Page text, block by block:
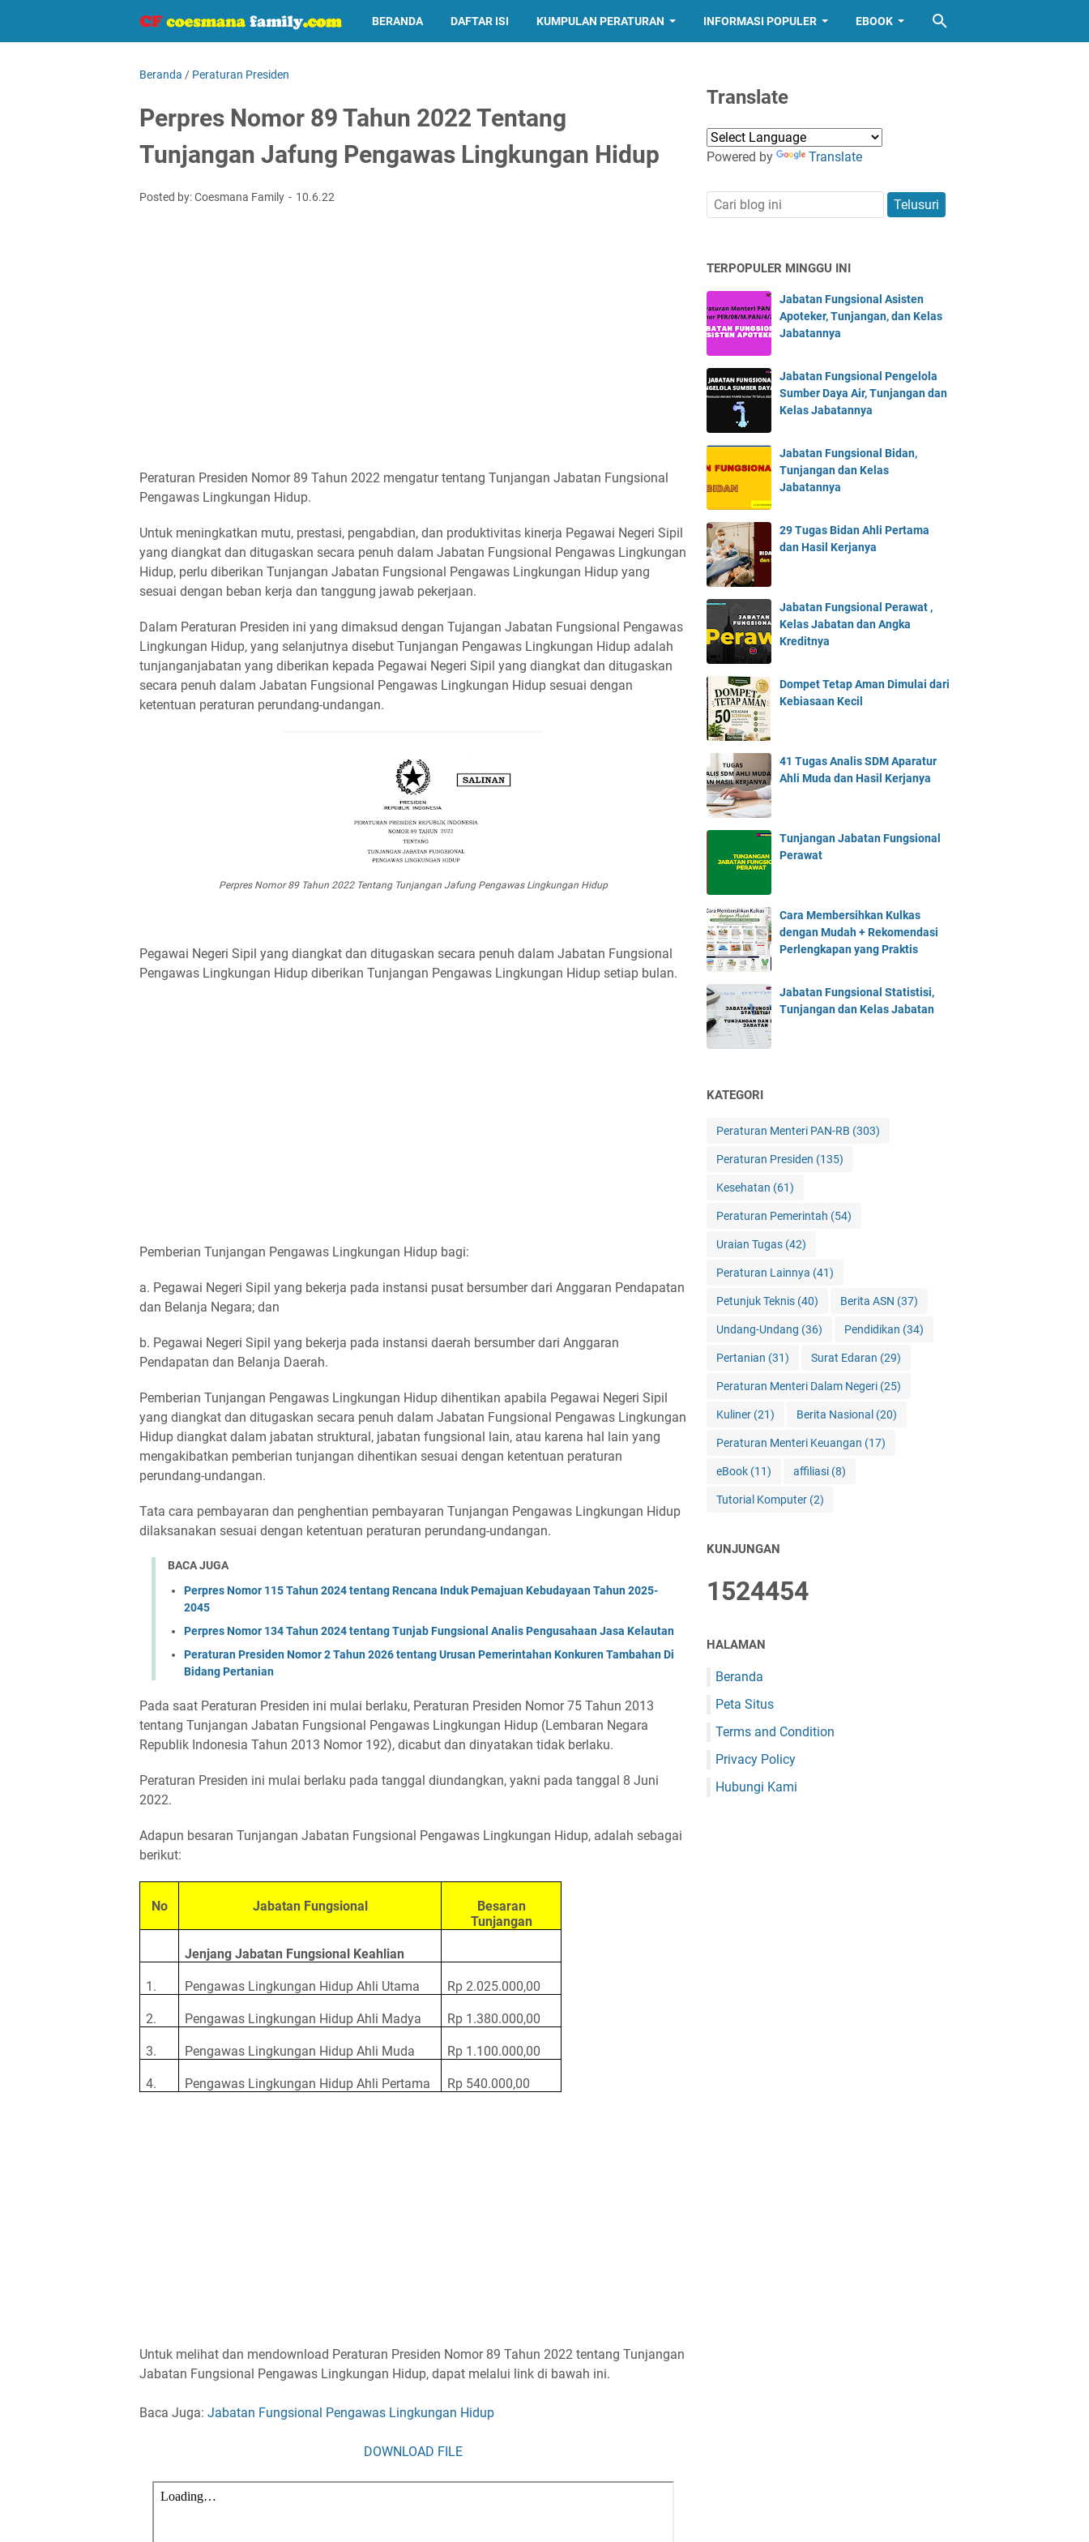
BERANDA DAFTAR ISI KUMPULAN PERATURAN INFORMASI POPULER EBOOK
Beranda / Peraturan Presiden
Perpres Nomor 89 Tahun 2022 Tentang
Tunjangan Jafung Pengawas Lingkungan Hidup
Posted by: Coesmana Family 10.6.22
Peraturan Presiden Nomor 89 Tahun 2022 mengatur tentang Tunjangan Jabatan Fungsional
Pengawas Lingkungan Hidup.
Untuk meningkatkan mutu, prestasi, pengabdian, dan produktivitas kinerja Pegawai Negeri Sipil
yang diangkat dan ditugaskan secara penuh dalam Jabatan Fungsional Pengawas Lingkungan
Hidup, perlu diberikan Tunjangan Jabatan Fungsional Pengawas Lingkungan Hidup yang
sesuai dengan beban kerja dan tanggung jawab pekerjaan.
Dalam Peraturan Presiden ini yang dimaksud dengan Tujangan Jabatan Fungsional Pengawas
Lingkungan Hidup, yang selanjutnya disebut Tunjangan Pengawas Lingkungan Hidup adalah
tunjanganjabatan yang diberikan kepada Pegawai Negeri Sipil yang diangkat dan ditugaskan
secara penuh dalam Jabatan Fungsional Pengawas Lingkungan Hidup sesuai dengan
ketentuan peraturan perundang-undangan.
Perpres Nomor 89 Tahun 2022 Tentang Tunjangan Jafung Pengawas Lingkungan Hidup
Pegawai Negeri Sipil yang diangkat dan ditugaskan secara penuh dalam Jabatan Fungsional
Pengawas Lingkungan Hidup diberikan Tunjangan Pengawas Lingkungan Hidup setiap bulan.
Pemberian Tunjangan Pengawas Lingkungan Hidup bagi:
a. Pegawai Negeri Sipil yang bekerja pada instansi pusat bersumber dari Anggaran Pendapatan
dan Belanja Negara; dan
b. Pegawai Negeri Sipil yang bekerja pada instansi daerah bersumber dari Anggaran
Pendapatan dan Belanja Daerah.
Pemberian Tunjangan Pengawas Lingkungan Hidup dihentikan apabila Pegawai Negeri Sipil
yang diangkat dan ditugaskan secara penuh dalam Jabatan Fungsional Pengawas Lingkungan
Hidup diangkat dalam jabatan struktural, jabatan fungsional lain, atau karena hal lain yang
mengakibatkan pemberian tunjangan dihentikan sesuai dengan ketentuan peraturan
perundang-undangan.
Tata cara pembayaran dan penghentian pembayaran Tunjangan Pengawas Lingkungan Hidup
dilaksanakan sesuai dengan ketentuan peraturan perundang-undangan.
BACA JUGA
Perpres Nomor 115 Tahun 2024 tentang Rencana Induk Pemajuan Kebudayaan Tahun 2025-
2045
Perpres Nomor 134 Tahun 2024 tentang Tunjab Fungsional Analis Pengusahaan Jasa Kelautan
Peraturan Presiden Nomor 2 Tahun 2026 tentang Urusan Pemerintahan Konkuren Tambahan Di
Bidang Pertanian
Pada saat Peraturan Presiden ini mulai berlaku, Peraturan Presiden Nomor 75 Tahun 2013
tentang Tunjangan Jabatan Fungsional Pengawas Lingkungan Hidup (Lembaran Negara
Republik Indonesia Tahun 2013 Nomor 192), dicabut dan dinyatakan tidak berlaku.
Peraturan Presiden ini mulai berlaku pada tanggal diundangkan, yakni pada tanggal 8 Juni
2022.
Adapun besaran Tunjangan Jabatan Fungsional Pengawas Lingkungan Hidup, adalah sebagai
berikut:
No Jabatan Fungsional
Besaran
Tunjangan
Jenjang Jabatan Fungsional Keahlian
1. Pengawas Lingkungan Hidup Ahli Utama Rp 2.025.000,00
2. Pengawas Lingkungan Hidup Ahli Madya Rp 1.380.000,00
3. Pengawas Lingkungan Hidup Ahli Muda Rp 1.100.000,00
4. Pengawas Lingkungan Hidup Ahli Pertama Rp 540.000,00
Untuk melihat dan mendownload Peraturan Presiden Nomor 89 Tahun 2022 tentang Tunjangan
Jabatan Fungsional Pengawas Lingkungan Hidup, dapat melalui link di bawah ini.
Baca Juga: Jabatan Fungsional Pengawas Lingkungan Hidup
DOWNLOAD FILE
Translate
Powered by Translate
TERPOPULER MINGGU INI
Jabatan Fungsional Asisten
Apoteker, Tunjangan, dan Kelas
Jabatannya
Jabatan Fungsional Pengelola
Sumber Daya Air, Tunjangan dan
Kelas Jabatannya
Jabatan Fungsional Bidan,
Tunjangan dan Kelas
Jabatannya
29 Tugas Bidan Ahli Pertama
dan Hasil Kerjanya
Jabatan Fungsional Perawat ,
Kelas Jabatan dan Angka
Kreditnya
Dompet Tetap Aman Dimulai dari
Kebiasaan Kecil
41 Tugas Analis SDM Aparatur
Ahli Muda dan Hasil Kerjanya
Tunjangan Jabatan Fungsional
Perawat
Cara Membersihkan Kulkas
dengan Mudah + Rekomendasi
Perlengkapan yang Praktis
Jabatan Fungsional Statistisi,
Tunjangan dan Kelas Jabatan
KATEGORI
Peraturan Menteri PAN-RB (303)
Peraturan Presiden (135)
Kesehatan (61)
Peraturan Pemerintah (54)
Uraian Tugas (42)
Peraturan Lainnya (41)
Petunjuk Teknis (40) Berita ASN (37)
Undang-Undang (36) Pendidikan (34)
Pertanian (31) Surat Edaran (29)
Peraturan Menteri Dalam Negeri (25)
Kuliner (21) Berita Nasional (20)
Peraturan Menteri Keuangan (17)
eBook (11) affiliasi (8)
Tutorial Komputer (2)
KUNJUNGAN
1524454
HALAMAN
Beranda
Peta Situs
Terms and Condition
Privacy Policy
Hubungi Kami